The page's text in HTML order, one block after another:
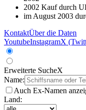
2002 Kauf durch
im August 2003
KontaktÜber die Daten
YoutubeInstagramX
Erweiterte SucheX
Name:
Auch Ex-Namen
Land: